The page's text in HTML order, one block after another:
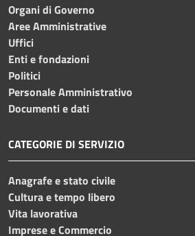
Organi di Governo
Aree Amministrative
Uffici
Enti e fondazioni
Politici
Personale Amministrativo
Documenti e dati
CATEGORIE DI SERVIZIO
Anagrafe e stato civile
Cultura e tempo libero
Vita lavorativa
Imprese e Commercio